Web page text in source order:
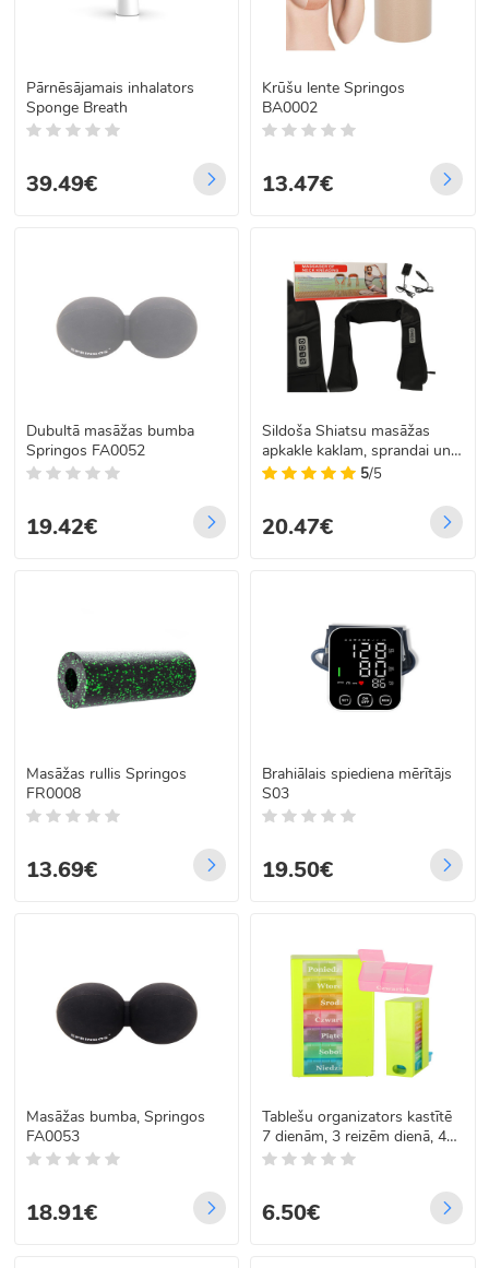
Pārnēsājamais inhalators
Sponge Breath
39.49€
Krūšu lente Springos
BA0002
13.47€
Dubultā masāžas bumba
Springos FA0052
19.42€
Sildoša Shiatsu masāžas
apkakle kaklam, sprandai un
mugurai, 110 cm x 17 cm
5/5
20.47€
Masāžas rullis Springos
FR0008
13.69€
Brahiālais spiediena mērītājs
S03
19.50€
Masāžas bumba, Springos
FA0053
18.91€
Tablešu organizators kastītē
7 dienām, 3 reizēm dienā, 4
valodās
6.50€